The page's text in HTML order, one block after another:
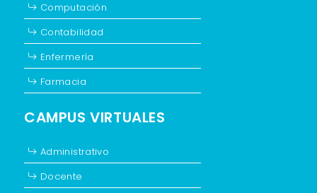
Computación
Contabilidad
Enfermería
Farmacia
CAMPUS VIRTUALES
Administrativo
Docente